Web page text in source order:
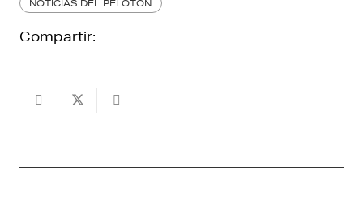
NOTICIAS DEL PELOTÓN
Compartir: